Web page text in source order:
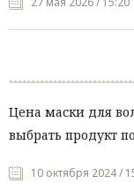
Цена маски для
выбрать продукт
10 октября 2024 /